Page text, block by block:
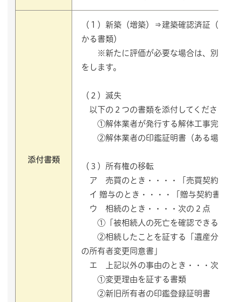
添付書類
（１）新築（増築）⇒建築確認済証（
かる書類）
※新たに評価が必要な場合は、別途
をします。
（２）滅失
以下の２つの書類を添付してくださ
①解体業者が発行する解体工事完了
②解体業者の印鑑証明書（ある場
（３）所有権の移転
ア 売買のとき・・・・「売買契約
イ 贈与のとき・・・・「贈与契約書
ウ 相続のとき・・・・次の２点
①「被相続人の死亡を確認できる
②相続したことを証する「遺産分割
の所有者変更同意書」
エ 上記以外の事由のとき・・・次
①変更理由を証する書類
②新旧所有者の印鑑登録証明書